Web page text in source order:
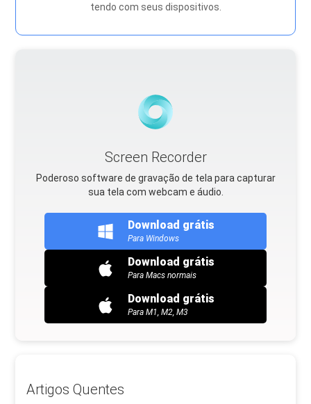
tendo com seus dispositivos.
Screen Recorder
Poderoso software de gravação de tela para capturar
sua tela com webcam e áudio.
Download grátis
Para Windows
Download grátis
Para Macs normais
Download grátis
Para M1, M2, M3
Artigos Quentes